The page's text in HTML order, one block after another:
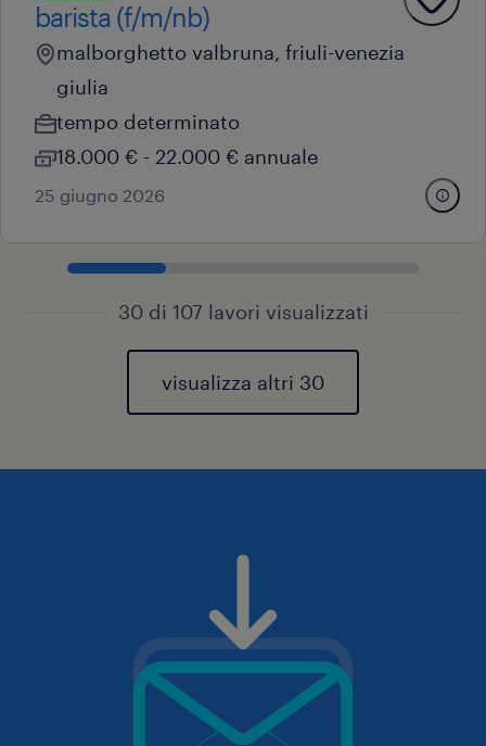
barista (f/m/nb)
malborghetto valbruna, friuli-venezia
giulia
tempo determinato
18.000 € - 22.000 € annuale
25 giugno 2026
30 di 107 lavori visualizzati
visualizza altri 30